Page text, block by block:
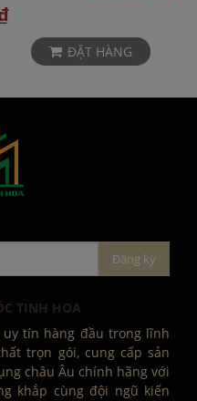
ĐẶT HÀNG
TINH HOA
tín hàng đầu trong lĩnh
trọn gói, cung cấp sản
châu Âu chính hãng với
khắp cùng đội ngũ kiến